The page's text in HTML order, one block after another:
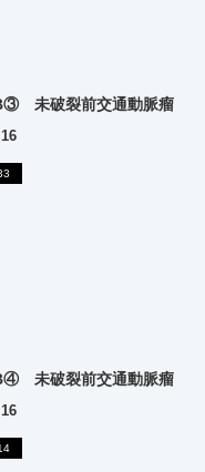
未破裂前交通動脈瘤
未破裂前交通動脈瘤